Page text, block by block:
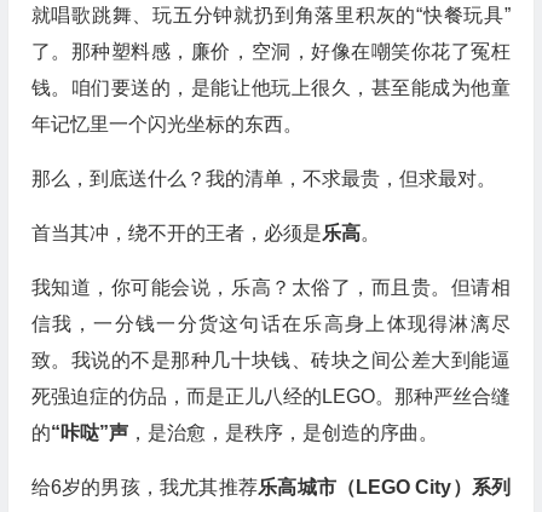
就唱歌跳舞、玩五分钟就扔到角落里积灰的“快餐玩具”
了。那种塑料感，廉价，空洞，好像在嘲笑你花了冤枉
钱。咱们要送的，是能让他玩上很久，甚至能成为他童
年记忆里一个闪光坐标的东西。
那么，到底送什么？我的清单，不求最贵，但求最对。
首当其冲，绕不开的王者，必须是乐高。
我知道，你可能会说，乐高？太俗了，而且贵。但请相
信我，一分钱一分货这句话在乐高身上体现得淋漓尽
致。我说的不是那种几十块钱、砖块之间公差大到能逼
死强迫症的仿品，而是正儿八经的LEGO。那种严丝合缝
的“咔哒”声，是治愈，是秩序，是创造的序曲。
给6岁的男孩，我尤其推荐乐高城市（LEGO City）系列